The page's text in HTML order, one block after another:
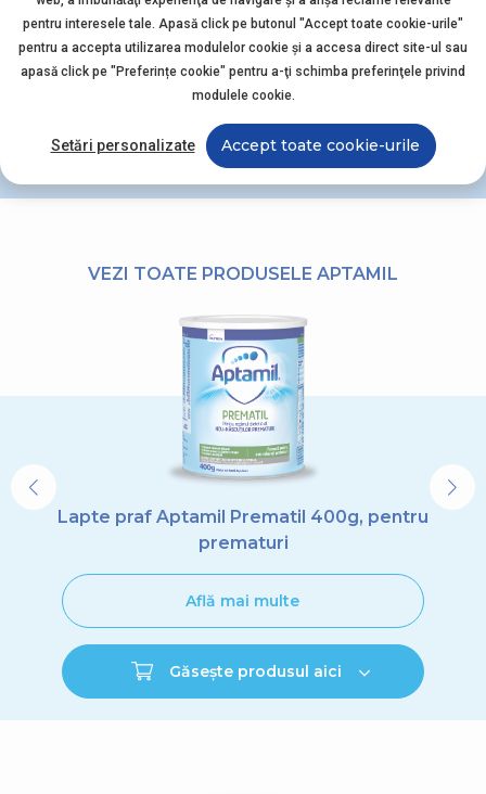
între 1 – 2 ani, ce conține combinația
noastră unică de oligozaharide
identice ca structură cu
oligozaharidele din laptele matern și
lipide din lapte.
adecvat vârstei. 500 ml pe zi, alături
de o dietă echilibrată, acoperă o mare
parte din necesarul zilei de vitamine și
VEZI TOATE PRODUSELE APTAMIL
Lapte praf Aptamil Prematil 400g, pentru
prematuri
Află mai multe
Găsește produsul aici
pentru interesele tale. Apasă click pe butonul "Accept toate cookie-urile"
pentru a accepta utilizarea modulelor cookie şi a accesa direct site-ul sau
apasă click pe "Preferințe cookie" pentru a-ţi schimba preferinţele privind
modulele cookie.
Setări personalizate Accept toate cookie-urile